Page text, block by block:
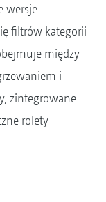
wersje
filtrów kategorii
między
i
zintegrowane
rolety